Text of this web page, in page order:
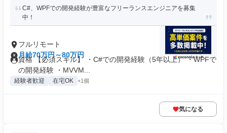
C#、WPFでの開発経験が豊富なフリーランスエンジニアを募集
中！
フルリモート
月給70万円～80万円
資格 【必須スキル】 ・C#での開発経験（5年以上） ・WPFで
の開発経験 ・MVVM...
経験者歓迎 在宅OK +1個
気になる